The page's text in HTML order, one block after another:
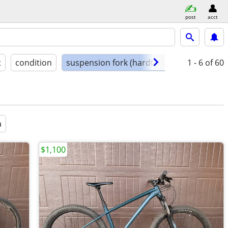
post acct
condition suspension fork (hardtail) 1 - 6 of 60
$1,100